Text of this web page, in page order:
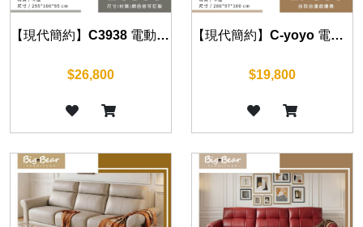
【現代簡約】C3938 電動牛皮沙發
$26,800
【現代簡約】C-yoyo 電動牛皮沙發
$19,800